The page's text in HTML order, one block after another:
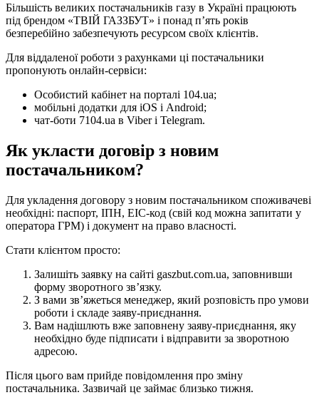
Більшість великих постачальників газу в Україні працюють
під брендом «ТВІЙ ГАЗЗБУТ» і понад п’ять років
безперебійно забезпечують ресурсом своїх клієнтів.
Для віддаленої роботи з рахунками ці постачальники
пропонують онлайн-сервіси:
Особистий кабінет на порталі 104.ua;
мобільні додатки для iOS і Android;
чат-боти 7104.ua в Viber і Telegram.
Як укласти договір з новим
постачальником?
Для укладення договору з новим постачальником споживачеві
необхідні: паспорт, ІПН, EIC-код (свій код можна запитати у
оператора ГРМ) і документ на право власності.
Стати клієнтом просто:
Залишіть заявку на сайті gaszbut.com.ua, заповнивши
форму зворотного зв’язку.
З вами зв’яжеться менеджер, який розповість про умови
роботи і складе заяву-приєднання.
Вам надішлють вже заповнену заяву-приєднання, яку
необхідно буде підписати і відправити за зворотною
адресою.
Після цього вам прийде повідомлення про зміну
постачальника. Зазвичай це займає близько тижня.